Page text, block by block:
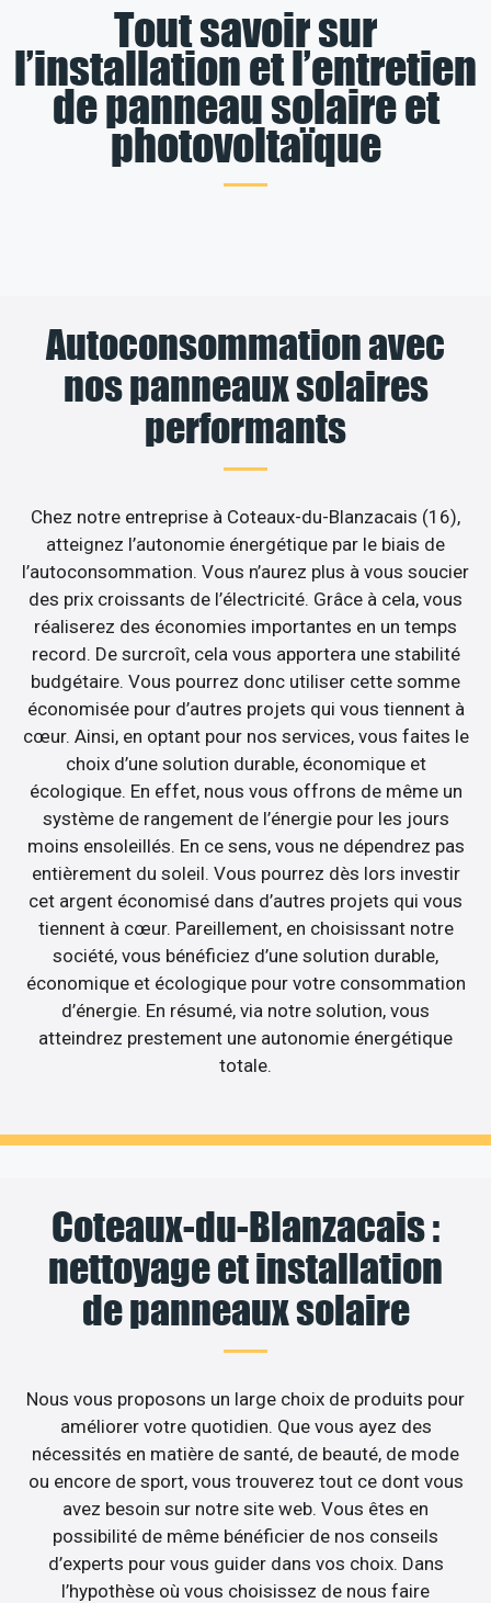
Tout savoir sur
l’installation et l’entretien
de panneau solaire et
photovoltaïque
Autoconsommation avec
nos panneaux solaires
performants
Chez notre entreprise à Coteaux-du-Blanzacais (16),
atteignez l’autonomie énergétique par le biais de
l’autoconsommation. Vous n’aurez plus à vous soucier
des prix croissants de l’électricité. Grâce à cela, vous
réaliserez des économies importantes en un temps
record. De surcroît, cela vous apportera une stabilité
budgétaire. Vous pourrez donc utiliser cette somme
économisée pour d’autres projets qui vous tiennent à
cœur. Ainsi, en optant pour nos services, vous faites le
choix d’une solution durable, économique et
écologique. En effet, nous vous offrons de même un
système de rangement de l’énergie pour les jours
moins ensoleillés. En ce sens, vous ne dépendrez pas
entièrement du soleil. Vous pourrez dès lors investir
cet argent économisé dans d’autres projets qui vous
tiennent à cœur. Pareillement, en choisissant notre
société, vous bénéficiez d’une solution durable,
économique et écologique pour votre consommation
d’énergie. En résumé, via notre solution, vous
atteindrez prestement une autonomie énergétique
totale.
Coteaux-du-Blanzacais :
nettoyage et installation
de panneaux solaire
Nous vous proposons un large choix de produits pour
améliorer votre quotidien. Que vous ayez des
nécessités en matière de santé, de beauté, de mode
ou encore de sport, vous trouverez tout ce dont vous
avez besoin sur notre site web. Vous êtes en
possibilité de même bénéficier de nos conseils
d’experts pour vous guider dans vos choix. Dans
l’hypothèse où vous choisissez de nous faire